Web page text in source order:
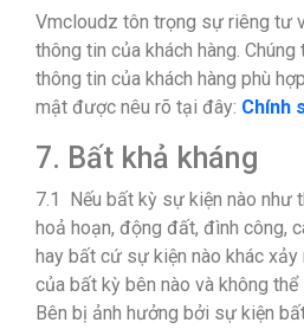
Vmcloudz tôn trọng sự riêng tư
thông tin của khách hàng.
thông tin của khách hàng phù
mật được nêu rõ tại đây: Chính
7. Bất khả kháng
7.1 Nếu bất kỳ sự kiện nào như
hoả hoạn, động đất, đình công,
hay bất cứ sự kiện nào khác
của bất kỳ bên nào và không
Bên bị ảnh hưởng bởi sự kiện